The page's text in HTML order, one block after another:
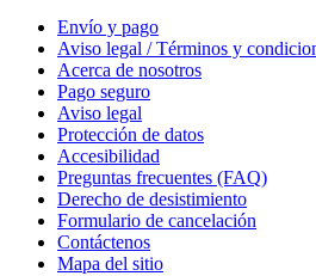
Envío y pago
Aviso legal / Términos y
Acerca de nosotros
Pago seguro
Aviso legal
Protección de datos
Accesibilidad
Preguntas frecuentes (FAQ)
Derecho de desistimiento
Formulario de cancelación
Contáctenos
Mapa del sitio